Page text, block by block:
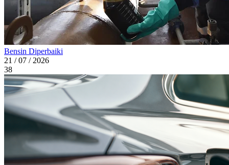
Bensin Diperbaiki
21 / 07 / 2026
38